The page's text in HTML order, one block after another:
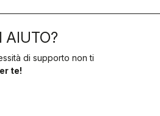
AIUTO?
di supporto non ti
te!